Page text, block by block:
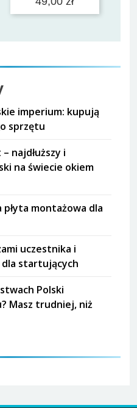
imperium: kupują
sprzętu
najdłuższy i
na świecie okiem
montażowa dla
uczestnika i
startujących
Polski
Masz trudniej, niż